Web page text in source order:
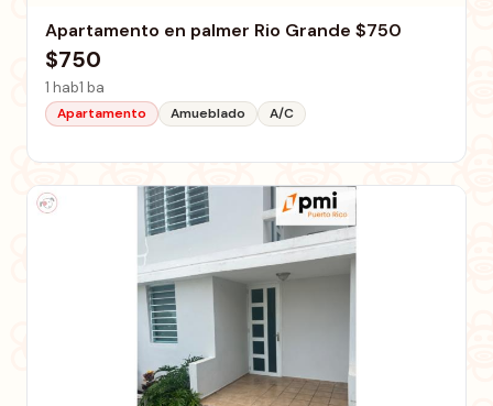
Apartamento en palmer Rio Grande $750
$750
1 hab1 ba
Apartamento Amueblado A/C